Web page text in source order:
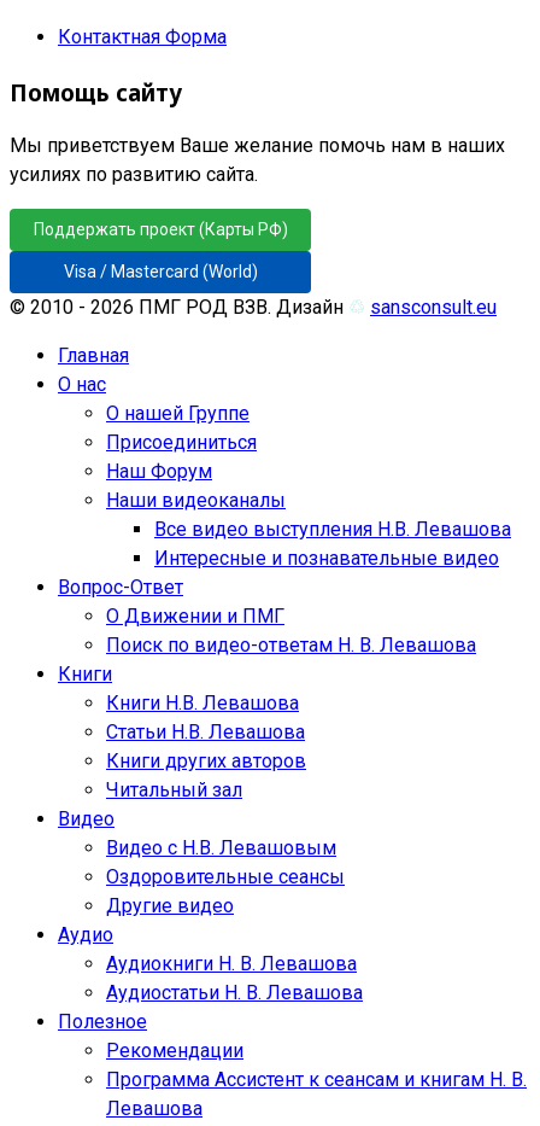
Контактная Форма
Помощь сайту
Мы приветствуем Ваше желание помочь нам в наших
усилиях по развитию сайта.
Поддержать проект (Карты РФ)
Visa / Mastercard (World)
© 2010 - 2026 ПМГ РОД ВЗВ. Дизайн ♲ sansconsult.eu
Главная
О нас
О нашей Группе
Присоединиться
Наш Форум
Наши видеоканалы
Все видео выступления Н.В. Левашова
Интересные и познавательные видео
Вопрос-Ответ
О Движении и ПМГ
Поиск по видео-ответам Н. В. Левашова
Книги
Книги Н.В. Левашова
Статьи Н.В. Левашова
Книги других авторов
Читальный зал
Видео
Видео с Н.В. Левашовым
Оздоровительные сеансы
Другие видео
Аудио
Аудиокниги Н. В. Левашова
Аудиостатьи Н. В. Левашова
Полезное
Рекомендации
Программа Ассистент к сеансам и книгам Н. В.
Левашова